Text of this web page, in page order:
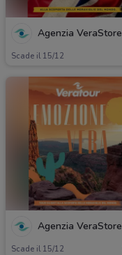
Agenzia VeraStore
Scade il 15/12
Agenzia VeraStore
Scade il 15/12